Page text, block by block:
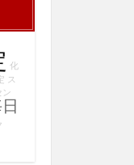
化
ス
ン